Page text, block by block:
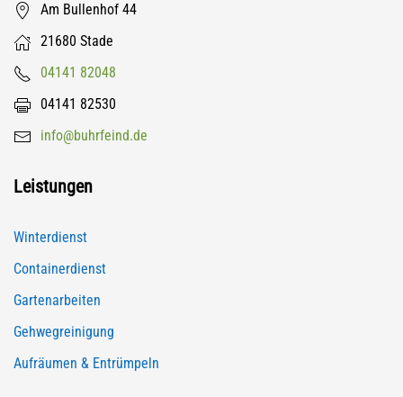
Am Bullenhof 44
21680 Stade
04141 82048
04141 82530
info@buhrfeind.de
Leistungen
Winterdienst
Containerdienst
Gartenarbeiten
Gehwegreinigung
Aufräumen & Entrümpeln